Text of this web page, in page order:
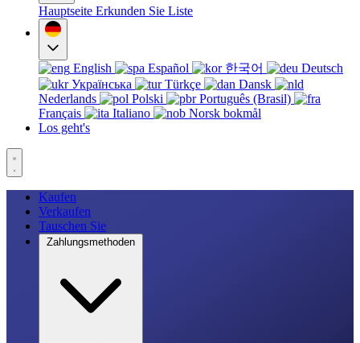
Hauptseite Erkunden Sie Liste
English Español 한국어
Deutsch
Українська
Türkçe
Dansk
Nederlands
Polski
Português (Brasil)
Français
Italiano
Norsk bokmål
Los geht's
Kaufen
Verkaufen
Tauschen Sie
Zahlungsmethoden